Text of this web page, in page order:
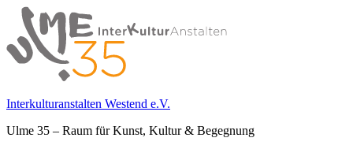
Springe
zum
Inhalt
Interkulturanstalten Westend e.V.
Ulme 35 – Raum für Kunst, Kultur & Begegnung